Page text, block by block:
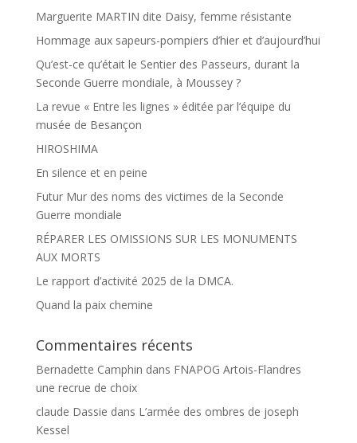
Marguerite MARTIN dite Daisy, femme résistante
Hommage aux sapeurs-pompiers d’hier et d’aujourd’hui
Qu’est-ce qu’était le Sentier des Passeurs, durant la
Seconde Guerre mondiale, à Moussey ?
La revue « Entre les lignes » éditée par l’équipe du
musée de Besançon
HIROSHIMA
En silence et en peine
Futur Mur des noms des victimes de la Seconde
Guerre mondiale
RÉPARER LES OMISSIONS SUR LES MONUMENTS
AUX MORTS
Le rapport d’activité 2025 de la DMCA.
Quand la paix chemine
Commentaires récents
Bernadette Camphin dans FNAPOG Artois-Flandres
une recrue de choix
claude Dassie dans L’armée des ombres de joseph
Kessel